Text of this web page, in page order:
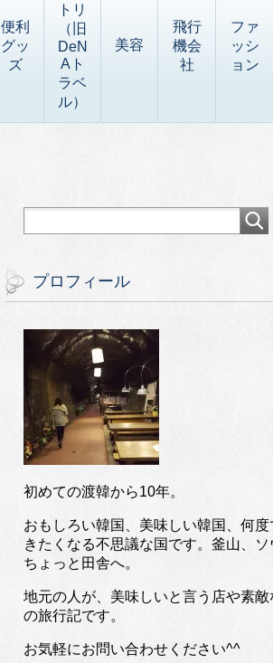
便利
グッ
ズ
トリ
（旧
DeN
Aト
ラベ
ル）
美容
飛行
機会
社
ファ
ッシ
ョン
プロフィール
初めての渡韓から10年。
おもしろい韓国、美味しい韓国、何度
きたくなる不思議な国です。釜山、ソ
ちょっと田舎へ。
地元の人が、美味しいと言う店や素敵
の旅行記です。
お気軽にお問い合わせください^^